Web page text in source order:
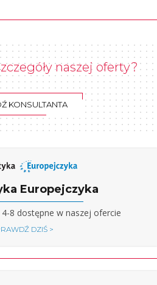
naszej oferty?
KONSULTANTA
Europejczyka
8 dostępne w naszej ofercie
DZIŚ >